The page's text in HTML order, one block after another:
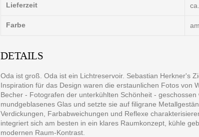
Lieferzeit
Farbe
DETAILS
Oda ist groß. Oda ist ein Lichtreservoir. Sebastian Herkner's
Inspiration für das Design waren die erstaunlichen Fotos von
Becher - Fotografen der unterkühlten Schönheit -
mundgeblasenes Glas und setzte sie auf filigrane
Verdickungen, Farbabweichungen und Reflexe
integriert sich am besten in ein klares Raumkonzept, kühle
modernen Raum-Kontrast.